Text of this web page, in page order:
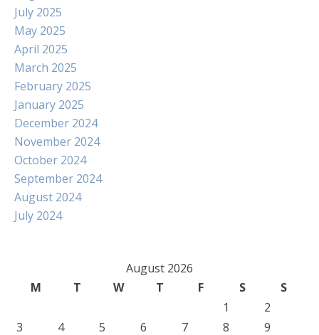
July 2025
May 2025
April 2025
March 2025
February 2025
January 2025
December 2024
November 2024
October 2024
September 2024
August 2024
July 2024
August 2026
M
T W T F S
S
1
2
3
4 5 6 7 8 9